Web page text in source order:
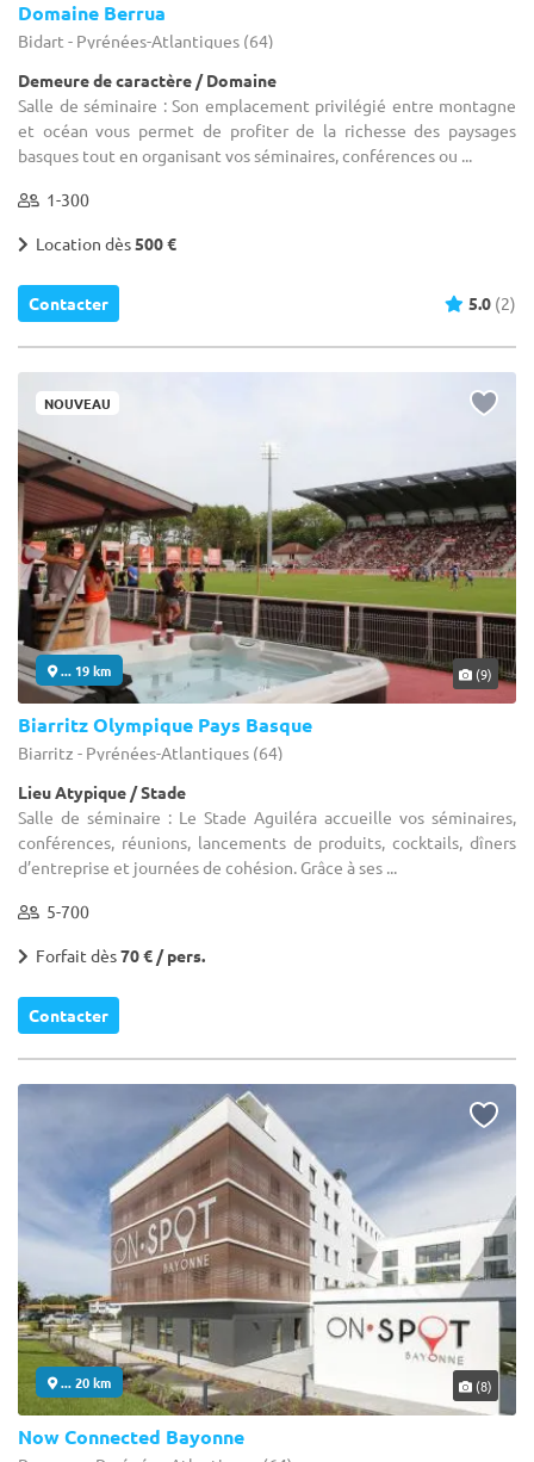
Domaine Berrua
Bidart - Pyrénées-Atlantiques (64)
Demeure de caractère / Domaine
Salle de séminaire : Son emplacement privilégié entre montagne
et océan vous permet de profiter de la richesse des paysages
basques tout en organisant vos séminaires, conférences ou ...
1-300
Location dès500 €
Contacter 5.0 (2)
NOUVEAU
... 19 km (9)
Biarritz Olympique Pays Basque
Biarritz - Pyrénées-Atlantiques (64)
Lieu Atypique / Stade
Salle de séminaire : Le Stade Aguiléra accueille vos séminaires,
conférences, réunions, lancements de produits, cocktails, dîners
d’entreprise et journées de cohésion. Grâce à ses ...
5-700
Forfait dès70 € / pers.
Contacter
... 20 km (8)
Now Connected Bayonne